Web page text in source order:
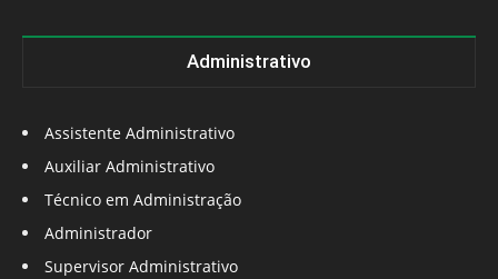
Administrativo
Assistente Administrativo
Auxiliar Administrativo
Técnico em Administração
Administrador
Supervisor Administrativo